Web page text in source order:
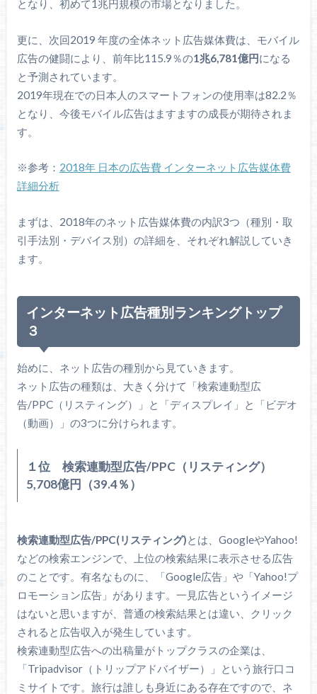
となり、初めて1兆円規模の市場となりました。
更に、次回2019 年度の全体ネット広告媒体費は、モバイル
広告の健闘により、前年比115.9％の1兆6,781億円になる
と予測されています。
2019年現在での日本人のスマートフォンの使用率は82.2％
となり、今後モバイル広告はますますの成長が期待されま
す。
※参考： 2018年 日本の広告費 インターネット広告媒体費
詳細分析
まずは、2018年のネット広告媒体費の内訳3つ（種別・取
引手法別・デバイス別）の詳細を、それぞれ解説していき
ます。
インターネット広告種別ランキングトップ
３
始めに、ネット広告の種別から見ていきます。
ネット広告の種類は、大きく分けて「検索連動型広
告/PPC（リスティング）」と「ディスプレイ」と「ビデオ
（動画）」の3つに分けられます。
１位 検索連動型広告/PPC（リスティング）
5,708億円（39.4％）
検索連動型広告/PPC(リスティング)とは、GoogleやYahoo!
などの検索エンジンで、上位の検索結果に表示させる広告
のことです。有名なものに、「Google広告」や「Yahoo!プ
ロモーション広告」があります。一見広告というイメージ
はないと思いますが、普通の検索結果とは違い、クリック
されると広告収入が発生しています。
検索連動型広告への出稿量がトップクラスの企業は、
「Tripadvisor（トリップアドバイザー）」という旅行口コ
ミサイトです。旅行は誰しも身近にある存在ですので、ネ